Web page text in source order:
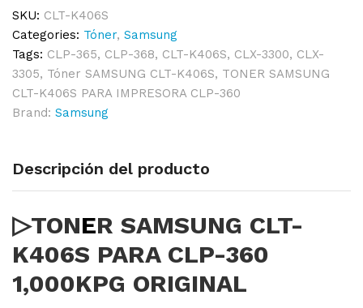
ORIGINAL
quantity
SKU: CLT-K406S
Categories: Tóner, Samsung
Tags: CLP-365, CLP-368, CLT-K406S, CLX-3300, CLX-
3305, Tóner SAMSUNG CLT-K406S, TONER SAMSUNG
CLT-K406S PARA IMPRESORA CLP-360
Brand: Samsung
Descripción del producto
▷TONER SAMSUNG CLT-
K406S PARA CLP-360
1,000KPG ORIGINAL